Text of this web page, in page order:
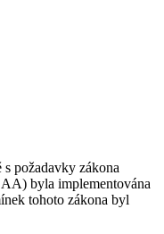
požadavky zákona
byla implementována
tohoto zákona byl